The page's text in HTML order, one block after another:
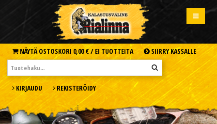
NÄYTÄ OSTOSKORI 0,00 € / EI TUOTTEITA SIIRRY KASSALLE
KIRJAUDU REKISTERÖIDY